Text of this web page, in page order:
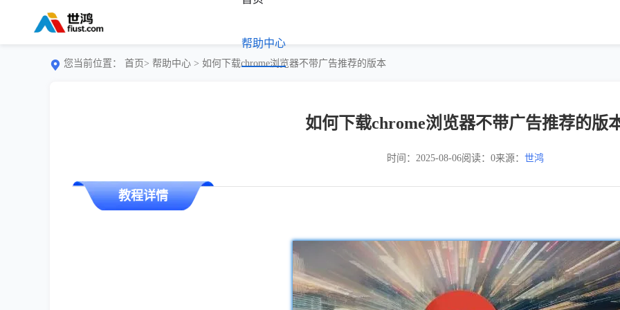
帮助中心
您当前位置： 首页> 帮助中心 > 如何下载chrome浏览器不带广告推荐的版本
如何下载chrome浏览器不带广告推荐的版
时间：2025-08-06阅读：0来源： 世鸿
教程详情